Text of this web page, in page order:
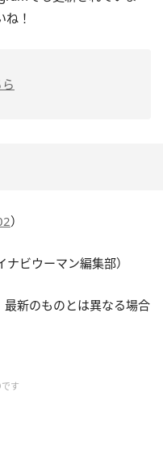
！
）
ビウーマン編集部）
新のものとは異なる場合
す